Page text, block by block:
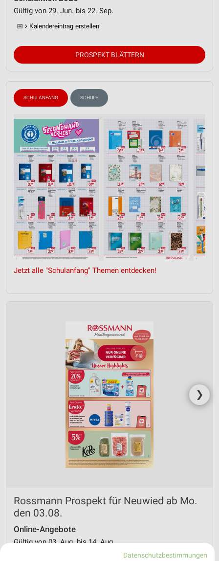
Gültig von 29. Jun. bis 22. Sep.
📅 Kalendereintrag erstellen
PROSPEKT BLÄTTERN
SCHULANFANG SCHULE
Jetzt alle "Schulanfang" Themen entdecken!
❯
Rossmann Prospekt für Neuwied ab Mo.
den 03.08.
Online-Angebote
Gültig von 03. Aug. bis 14. Aug.
Datenschutzbestimmungen